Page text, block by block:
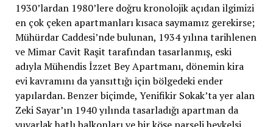
1930’lardan 1980’lere doğru kronolojik açıdan ilgimizi
en çok çeken apartmanları kısaca saymamız gerekirse;
Mühürdar Caddesi’nde bulunan, 1934 yılına tarihlenen
ve Mimar Cavit Raşit tarafından tasarlanmış, eski
adıyla Mühendis İzzet Bey Apartmanı, dönemin kira
evi kavramını da yansıttığı için bölgedeki ender
yapılardan. Benzer biçimde, Yenifikir Sokak’ta yer alan
Zeki Sayar’ın 1940 yılında tasarladığı apartman da